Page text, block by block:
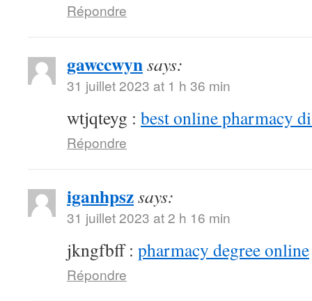
Répondre
gawccwynsays:
31 juillet 2023 at 1 h 36 min
wtjqteyg : best online pharmacy
Répondre
iganhpszsays:
31 juillet 2023 at 2 h 16 min
jkngfbff : pharmacy degree online
Répondre